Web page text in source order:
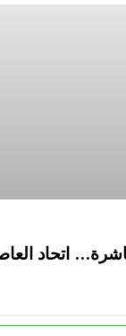
اتحاد